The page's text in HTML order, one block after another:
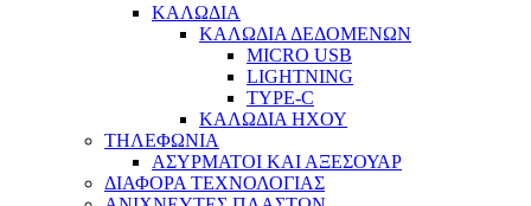
ΚΑΛΩΔΙΑ
ΚΑΛΩΔΙΑ ΔΕΔΟΜΕΝΩΝ
MICRO USB
LIGHTNING
TYPE-C
ΚΑΛΩΔΙΑ ΗΧΟΥ
ΤΗΛΕΦΩΝΙΑ
ΑΣΥΡΜΑΤΟΙ ΚΑΙ ΑΞΕΣΟΥΑΡ
ΔΙΑΦΟΡΑ ΤΕΧΝΟΛΟΓΙΑΣ